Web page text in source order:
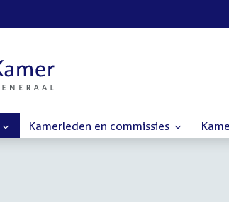
Kamerleden en commissies